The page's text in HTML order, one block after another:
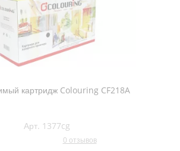
картридж Colouring CF218A
Арт. 1377cg
0 отзывов